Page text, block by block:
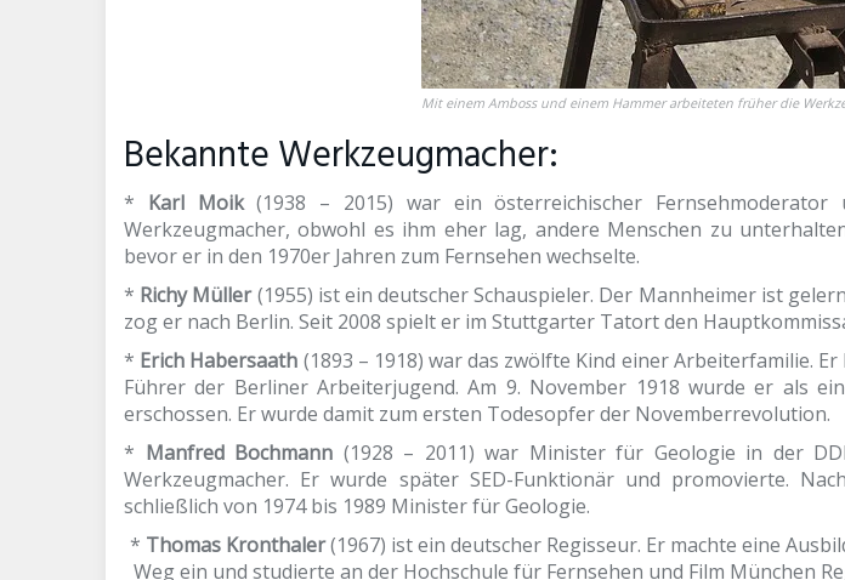
Mit einem Amboss und einem Hammer arbeiteten früher die
Bekannte Werkzeugmacher:
* Karl Moik(1938 – 2015) war ein österreichischer
Werkzeugmacher, obwohl es ihm eher lag, andere Menschen zu
bevor er in den 1970er Jahren zum Fernsehen wechselte.
* Richy Müller(1955) ist ein deutscher Schauspieler. Der Mannheimer ist
zog er nach Berlin. Seit 2008 spielt er im Stuttgarter Tatort den
* Erich Habersaath (1893 – 1918) war das zwölfte Kind einer Arbeiterfamilie.
Führer der Berliner Arbeiterjugend. Am 9. November 1918 wurde er als
erschossen. Er wurde damit zum ersten Todesopfer der Novemberrevolution.
* Manfred Bochmann (1928 – 2011) war Minister für Geologie in der
Werkzeugmacher. Er wurde später SED-Funktionär und promovierte.
schließlich von 1974 bis 1989 Minister für Geologie.
* Thomas Kronthaler(1967) ist ein deutscher Regisseur. Er machte eine
Weg ein und studierte an der Hochschule für Fernsehen und Film München